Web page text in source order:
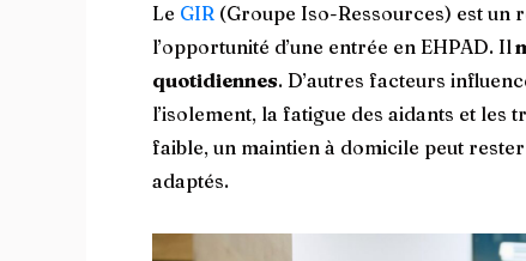
Le GIR (Groupe Iso-Ressources) est un
l’opportunité d’une entrée en EHPAD. Il
quotidiennes. D’autres facteurs
l’isolement, la fatigue des aidants et les
faible, un maintien à domicile peut
adaptés.